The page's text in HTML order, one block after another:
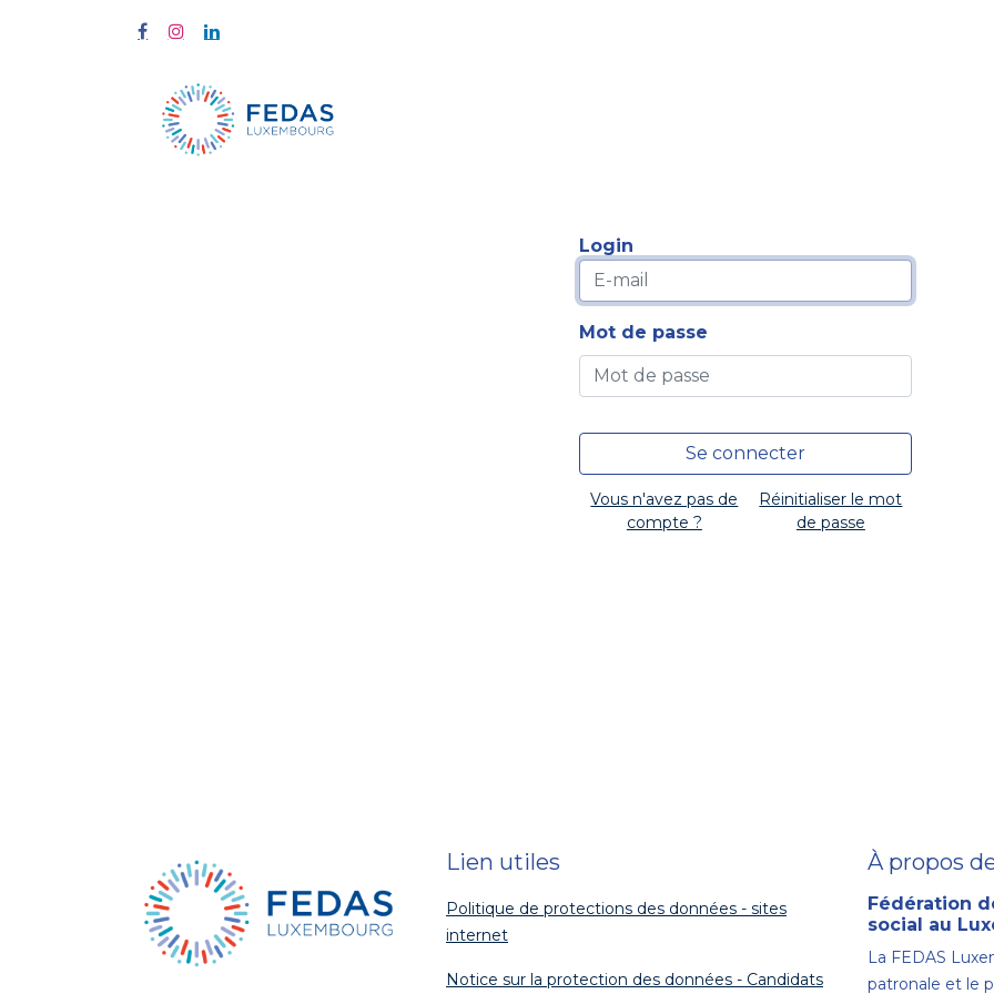
Login
Mot de passe
Se connecter
Vous n'avez pas de
compte ?
Réinitialiser le mot
de passe
Lien utiles
Politique de protections des données - sites
internet
Notice sur la protection des données - Candidats
À propos
Fédération
social au
La FEDAS
patronale et le